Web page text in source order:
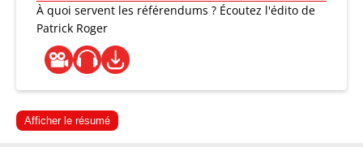
À quoi servent les référendums ? Écoutez l'édito de
Patrick Roger
Afficher le résumé